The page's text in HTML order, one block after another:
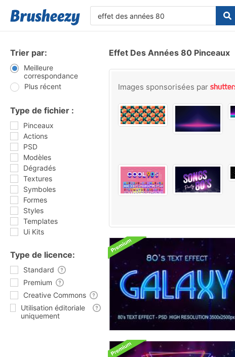
Trier par:
Meilleure
correspondance
Plus récent
Type de fichier :
Pinceaux
Actions
PSD
Modèles
Dégradés
Textures
Symboles
Formes
Styles
Templates
Ui Kits
Type de licence:
Standard
Premium
Creative Commons
Utilisation éditoriale
uniquement
Effet Des Années 80 Pinceaux
Images sponsorisées par